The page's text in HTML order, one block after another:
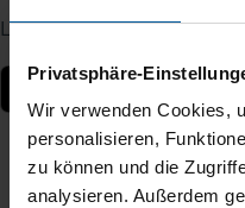
Privatsphäre-
Wir verwenden Cookies,
personalisieren,
zu können und die
analysieren. Außerdem
Laden Sie die App